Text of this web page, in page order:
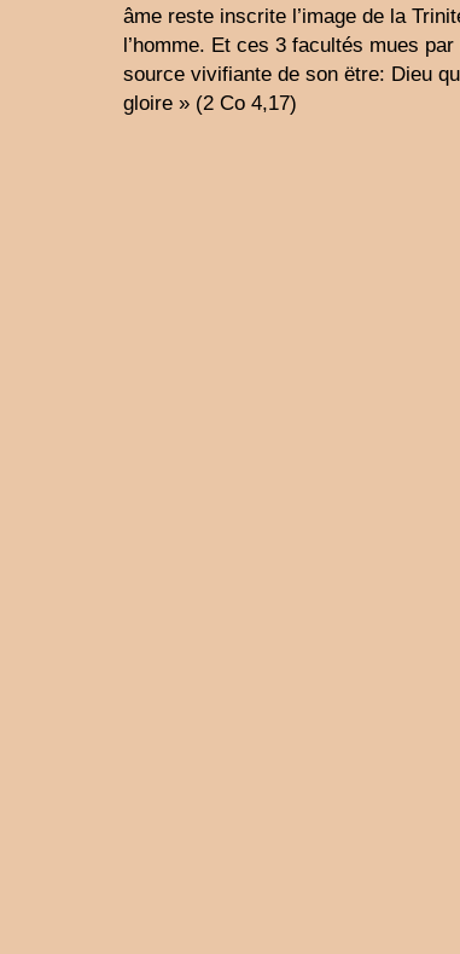
âme reste inscrite l’image de la
l’homme. Et ces 3 facultés mues
source vivifiante de son ëtre: Dieu
gloire » (2 Co 4,17)